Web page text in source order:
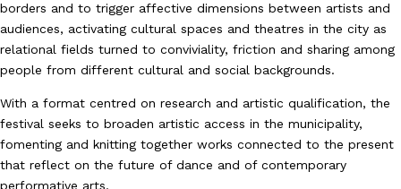
borders and to trigger affective dimensions between artists and
audiences, activating cultural spaces and theatres in the city as
relational fields turned to conviviality, friction and sharing among
people from different cultural and social backgrounds.
With a format centred on research and artistic qualification, the
festival seeks to broaden artistic access in the municipality,
fomenting and knitting together works connected to the present
that reflect on the future of dance and of contemporary
performative arts.